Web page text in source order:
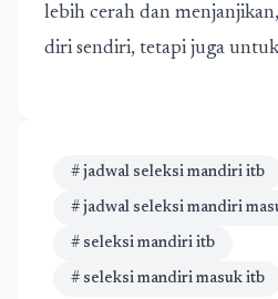
lebih cerah dan
diri sendiri, tetapi juga
# jadwal seleksi mandiri itb
# jadwal seleksi mandiri
# seleksi mandiri itb
# seleksi mandiri masuk itb